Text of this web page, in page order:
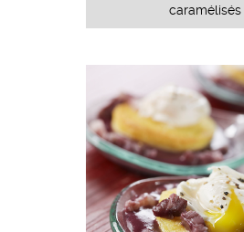
caramélisés